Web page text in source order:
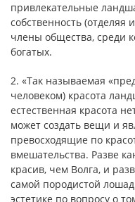
привлекательные
собственность (отделяя
члены общества, среди
богатых.
2. «Так называемая
человеком) красота
естественная красота
может создать вещи и
превосходящие по
вмешательства. Разве
красив, чем Волга, и
самой породистой
эстетике по вопросу о